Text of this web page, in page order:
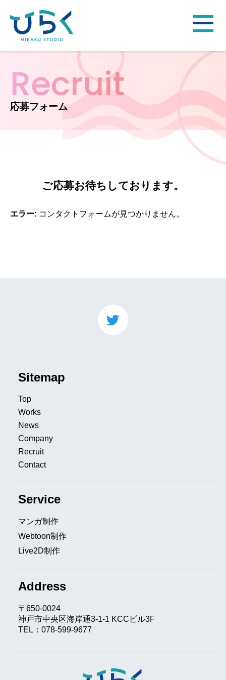
Recruit
応募フォーム
ご応募お待ちしております。
エラー: コンタクトフォームが見つかりません。
Sitemap
Top
Works
News
Company
Recruit
Contact
Service
マンガ制作
Webtoon制作
Live2D制作
Address
〒650-0024
神戸市中央区海岸通3-1-1 KCCビル3F
TEL：078-599-9677